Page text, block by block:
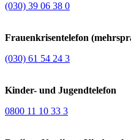
(030) 39 06 38 0
Frauenkrisentelefon
(030) 61 54 24 3
Kinder- und Jugendtelefon
0800 11 10 33 3